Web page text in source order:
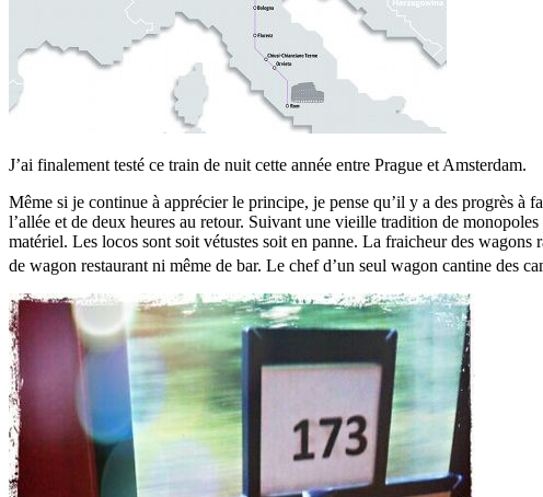
J’ai finalement testé ce train de nuit cette année entre Prague et Amsterdam.
Même si je continue à apprécier le principe, je pense qu’il y a des progrès à
l’allée et de deux heures au retour. Suivant une vieille tradition de
matériel. Les locos sont soit vétustes soit en panne. La fraicheur des
de wagon restaurant ni même de bar. Le chef d’un seul wagon cantine des